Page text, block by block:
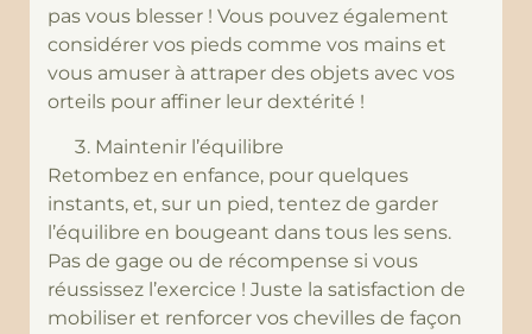
pas vous blesser ! Vous pouvez également
considérer vos pieds comme vos mains et
vous amuser à attraper des objets avec vos
orteils pour affiner leur dextérité !
Maintenir l’équilibre
Retombez en enfance, pour quelques
instants, et, sur un pied, tentez de garder
l’équilibre en bougeant dans tous les sens.
Pas de gage ou de récompense si vous
réussissez l’exercice ! Juste la satisfaction de
mobiliser et renforcer vos chevilles de façon